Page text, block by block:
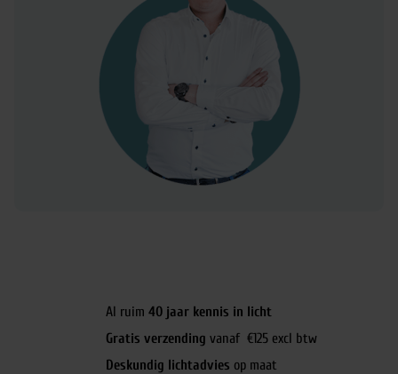
Al ruim 40 jaar kennis in licht
Gratis verzending vanaf €125 excl btw
Deskundig lichtadvies op maat